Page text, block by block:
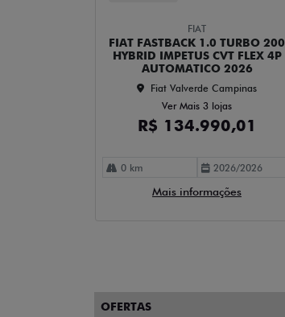
FIAT
FIAT FASTBACK 1.0 TURBO 200
HYBRID IMPETUS CVT FLEX 4P
AUTOMATICO 2026
Fiat Valverde Campinas
Ver Mais 3 lojas
R$ 134.990,01
0 km 2026/2026
Mais informações
OFERTAS